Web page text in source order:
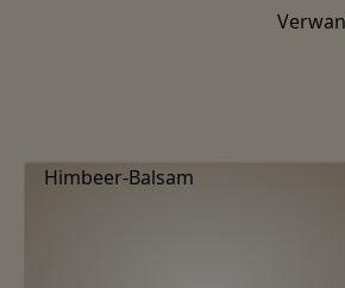
Produktgalerie überspringen